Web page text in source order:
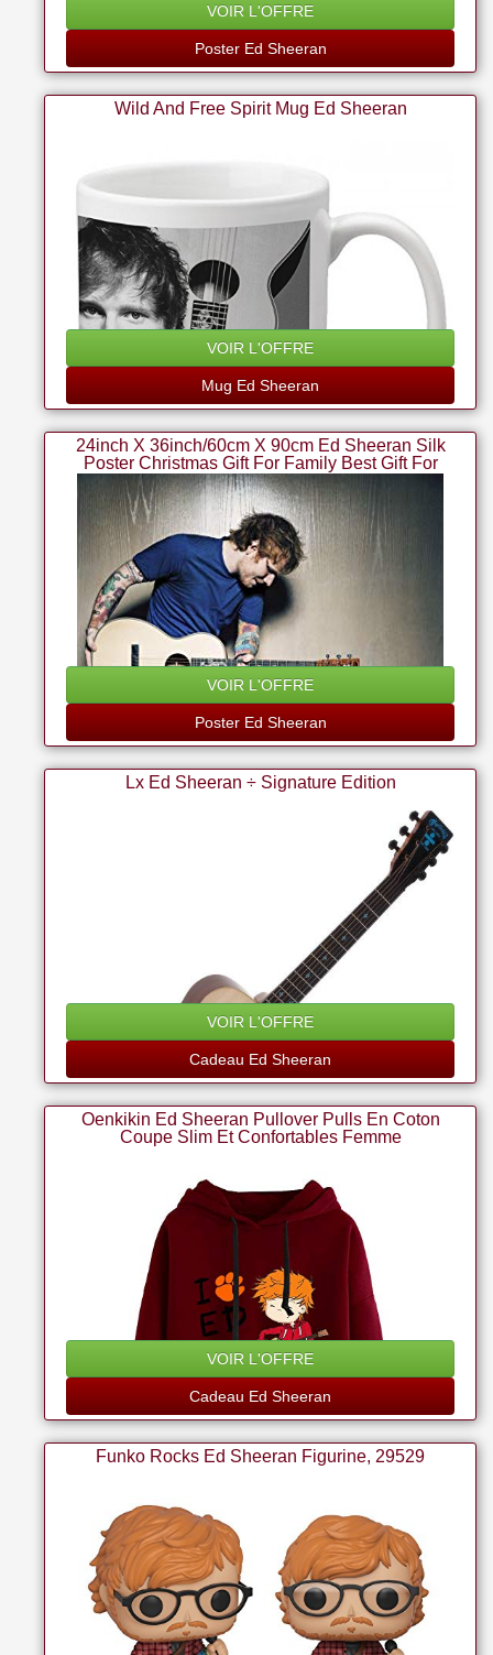
VOIR L'OFFRE
Poster Ed Sheeran
Wild And Free Spirit Mug Ed Sheeran
VOIR L'OFFRE
Mug Ed Sheeran
24inch X 36inch/60cm X 90cm Ed Sheeran Silk
Poster Christmas Gift For Family Best Gift For
Children
VOIR L'OFFRE
Poster Ed Sheeran
Lx Ed Sheeran ÷ Signature Edition
VOIR L'OFFRE
Cadeau Ed Sheeran
Oenkikin Ed Sheeran Pullover Pulls En Coton
Coupe Slim Et Confortables Femme
VOIR L'OFFRE
Cadeau Ed Sheeran
Funko Rocks Ed Sheeran Figurine, 29529